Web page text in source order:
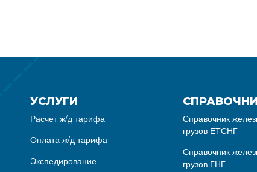
УСЛУГИ
Расчет ж/д тарифа
Оплата ж/д тарифа
Экспедирование
Справочник
грузов ЕТСНГ
Справочник
грузов ГНГ